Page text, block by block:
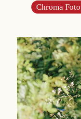
Chroma